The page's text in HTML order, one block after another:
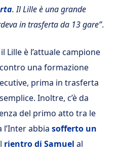
. Il Lille è una grande
in trasferta da 13 gare”.
Lille è l’attuale campione
una formazione
prima in trasferta
Inoltre, c’è da
del primo atto tra le
abbia sofferto un
rientro di Samuel al